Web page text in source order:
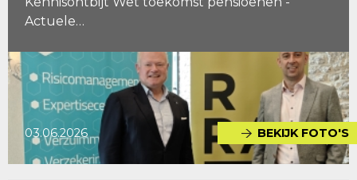
Actuele…
03.06.2026 BEKIJK FOTO'S